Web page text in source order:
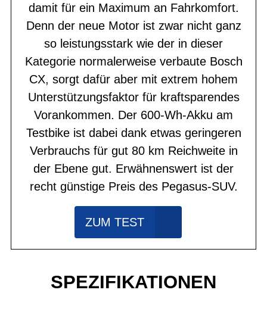
damit für ein Maximum an Fahrkomfort.
Denn der neue Motor ist zwar nicht ganz
so leistungsstark wie der in dieser
Kategorie normalerweise verbaute Bosch
CX, sorgt dafür aber mit extrem hohem
Unterstützungsfaktor für kraftsparendes
Vorankommen. Der 600-Wh-Akku am
Testbike ist dabei dank etwas geringeren
Verbrauchs für gut 80 km Reichweite in
der Ebene gut. Erwähnenswert ist der
recht günstige Preis des Pegasus-SUV.
ZUM TEST
SPEZIFIKATIONEN